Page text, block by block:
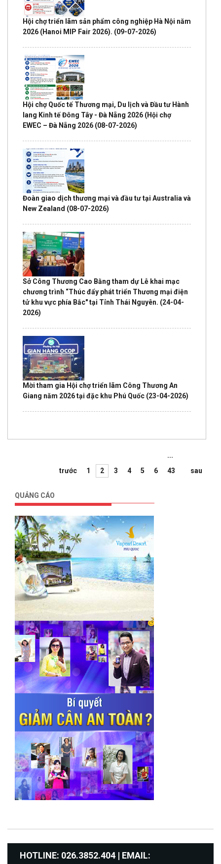
Hội chợ triển lãm sản phẩm công nghiệp Hà Nội năm
2026 (Hanoi MIP Fair 2026). (09-07-2026)
Hội chợ Quốc tế Thương mại, Du lịch và Đầu tư Hành
lang Kinh tế Đông Tây - Đà Nẵng 2026 (Hội chợ
EWEC – Đà Nẵng 2026 (08-07-2026)
Đoàn giao dịch thương mại và đầu tư tại Australia và
New Zealand (08-07-2026)
Sở Công Thương Cao Bằng tham dự Lễ khai mạc
chương trình “Thúc đẩy phát triển Thương mại điện
tử khu vực phía Bắc" tại Tỉnh Thái Nguyên. (24-04-
2026)
Mời tham gia Hội chợ triển lãm Công Thương An
Giang năm 2026 tại đặc khu Phú Quốc (23-04-2026)
trước 1 2 3 4 5 6
...
43
sau
QUẢNG CÁO
HOTLINE: 026.3852.404 | EMAIL: